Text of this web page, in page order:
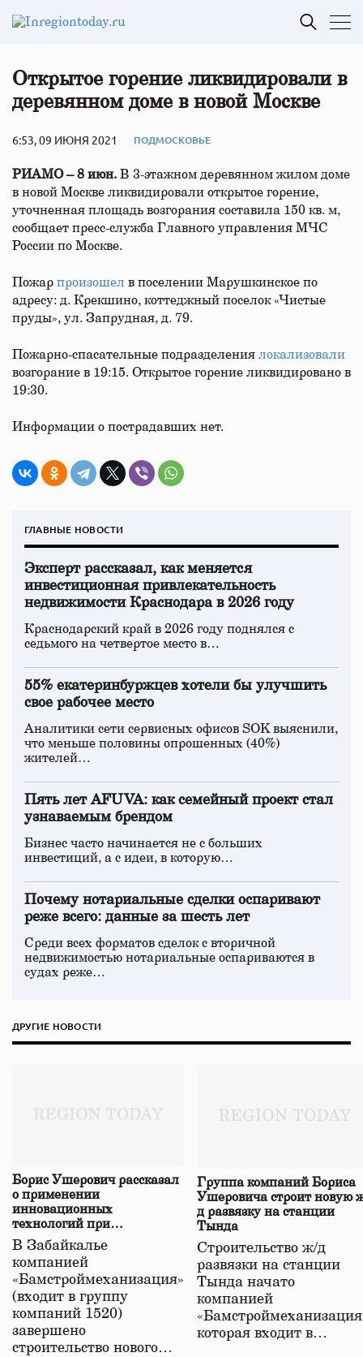
Открытое горение ликвидировали в
деревянном доме в новой Москве
6:53, 09 ИЮНЯ 2021 ПОДМОСКОВЬЕ
РИАМО – 8 июн. В 3-этажном деревянном жилом доме
в новой Москве ликвидировали открытое горение,
уточненная площадь возгорания составила 150 кв. м,
сообщает пресс-служба Главного управления МЧС
России по Москве.
Пожар произошел в поселении Марушкинское по
адресу: д. Крекшино, коттеджный поселок «Чистые
пруды», ул. Запрудная, д. 79.
Пожарно-спасательные подразделения локализовали
возгорание в 19:15. Открытое горение ликвидировано в
19:30.
Информации о пострадавших нет.
ГЛАВНЫЕ НОВОСТИ
Эксперт рассказал, как меняется
инвестиционная привлекательность
недвижимости Краснодара в 2026 году
Краснодарский край в 2026 году поднялся с
седьмого на четвертое место в…
55% екатеринбуржцев хотели бы улучшить
свое рабочее место
Аналитики сети сервисных офисов SOK выяснили,
что меньше половины опрошенных (40%)
жителей…
Пять лет AFUVA: как семейный проект стал
узнаваемым брендом
Бизнес часто начинается не с больших
инвестиций, а с идеи, в которую…
Почему нотариальные сделки оспаривают
реже всего: данные за шесть лет
Среди всех форматов сделок с вторичной
недвижимостью нотариальные оспариваются в
судах реже…
ДРУГИЕ НОВОСТИ
Борис Ушерович рассказал
о применении
инновационных
технологий при
строительстве нового моста
в Забайкалье
В Забайкалье
компанией
«Бамстроймеханизация»
(входит в группу
компаний 1520)
завершено
строительство нового…
Группа компаний Бориса
Ушеровича строит новую
д развязку на станции
Тында
Строительство ж/д
развязки на станции
Тында начато
компанией
которая входит в…